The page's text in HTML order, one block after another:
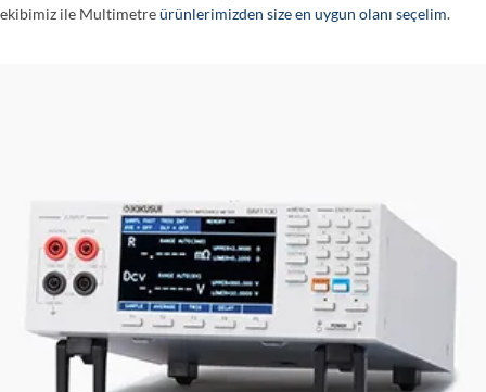
ekibimiz ile Multimetreürünlerimizden size en uygun olanı seçelim.